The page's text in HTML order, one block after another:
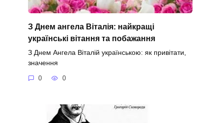
З Днем ангела Віталія: найкращі
українські вітання та побажання
З Днем Ангела Віталій українською: як привітати,
значення
0 0